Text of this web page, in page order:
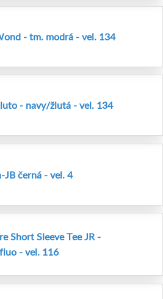
- tm. modrá - vel. 134
- navy/žlutá - vel. 134
JB černá - vel. 4
Short Sleeve Tee JR -
- vel. 116